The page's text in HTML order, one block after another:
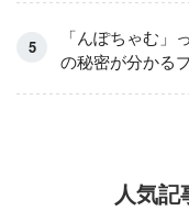
「んぽちゃむ
の秘密が分かる
人気記